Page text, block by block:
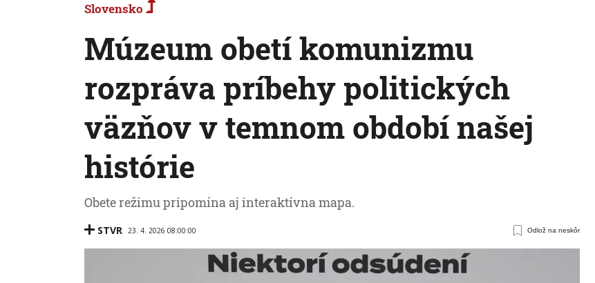
Slovensko
Múzeum obetí komunizmu
rozpráva príbehy politických
väzňov v temnom období našej
histórie
Obete režimu pripomína aj interaktívna mapa.
STVR 23. 4. 2026 08:00:00 Odlož na neskôr